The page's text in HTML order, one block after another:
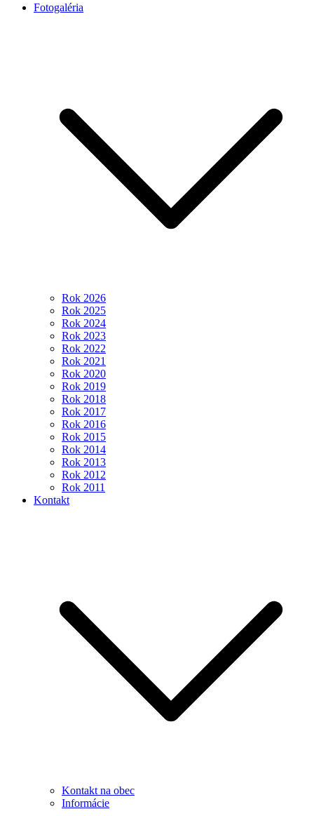
Fotogaléria
Rok 2026
Rok 2025
Rok 2024
Rok 2023
Rok 2022
Rok 2021
Rok 2020
Rok 2019
Rok 2018
Rok 2017
Rok 2016
Rok 2015
Rok 2014
Rok 2013
Rok 2012
Rok 2011
Kontakt
Kontakt na obec
Informácie